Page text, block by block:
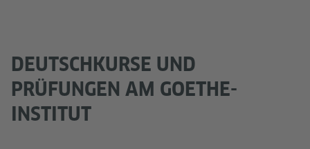
DEUTSCHKURSE UND
PRÜFUNGEN AM GOETHE-
INSTITUT